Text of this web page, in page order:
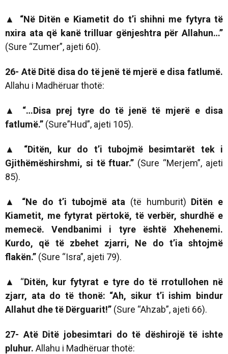
▲ “Në Ditën e Kiametit do t’i shihni me fytyra të
nxira ata që kanë trilluar gënjeshtra për Allahun…”
(Sure “Zumer”, ajeti 60).
26- Atë Ditë disa do të jenë të mjerë e disa fatlumë.
Allahu i Madhëruar thotë:
▲ “…Disa prej tyre do të jenë të mjerë e disa
fatlumë.” (Sure”Hud”, ajeti 105).
▲
“Ditën, kur do t’i tubojmë besimtarët tek i
Gjithëmëshirshmi, si të ftuar.” (Sure “Merjem”, ajeti
85).
▲ “Ne do t’i tubojmë ata (të humburit) Ditën e
Kiametit, me fytyrat përtokë, të verbër, shurdhë e
memecë. Vendbanimi i tyre është Xhehenemi.
Kurdo, që të zbehet zjarri, Ne do t’ia shtojmë
flakën.” (Sure “Isra”, ajeti 79).
▲ “Ditën, kur fytyrat e tyre do të rrotullohen në
zjarr, ata do të thonë: “Ah, sikur t’i ishim bindur
Allahut dhe të Dërguarit!” (Sure “Ahzab”, ajeti 66).
27- Atë Ditë jobesimtari do të dëshirojë të ishte
pluhur. Allahu i Madhëruar thotë: